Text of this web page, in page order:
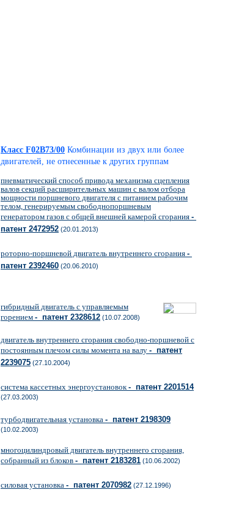
Класс F02B73/00 Комбинации из двух или более
двигателей, не отнесенные к других группам
пневматический способ привода механизма сцепления
валов секций расширительных машин с валом отбора
мощности поршневого двигателя с питанием рабочим
телом, генерируемым свободнопоршневым
генератором газов с общей внешней камерой сгорания -
патент 2472952 (20.01.2013)
роторно-поршневой двигатель внутреннего сгорания -
патент 2392460 (20.06.2010)
гибридный двигатель с управляемым
горением - патент 2328612 (10.07.2008)
двигатель внутреннего сгорания свободно-поршневой с
постоянным плечом силы момента на валу - патент
2239075 (27.10.2004)
система кассетных энергоустановок- патент 2201514
(27.03.2003)
турбодвигательная установка - патент 2198309
(10.02.2003)
многоцилиндровый двигатель внутреннего сгорания,
собранный из блоков - патент 2183281 (10.06.2002)
силовая установка - патент 2070982 (27.12.1996)